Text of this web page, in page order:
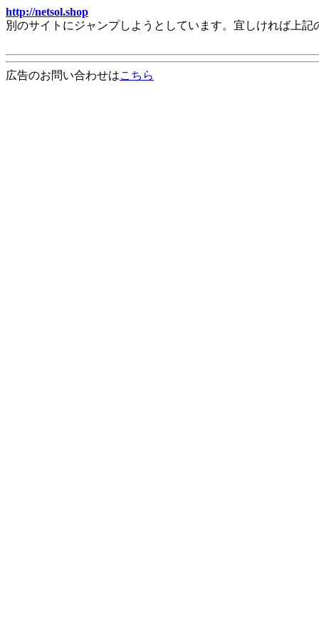
http://netsol.shop
別のサイトにジャンプしようとしています。宜しければ上
広告のお問い合わせはこちら